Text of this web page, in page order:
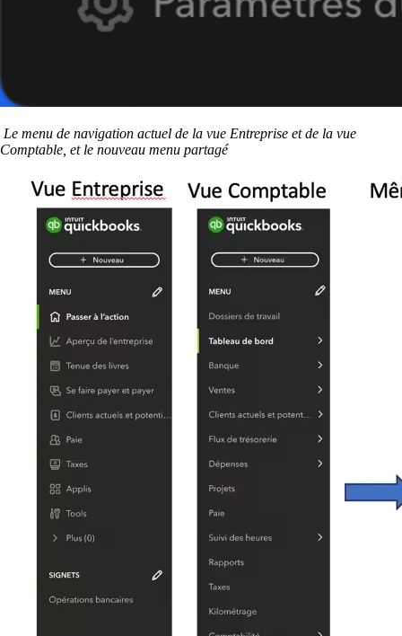
Le menu de navigation actuel de la vue Entreprise et de la vue
Comptable, et le nouveau menu partagé